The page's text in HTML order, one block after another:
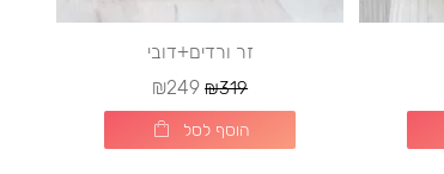
זר ורדים+דובי
₪319
₪249
הוסף לסל